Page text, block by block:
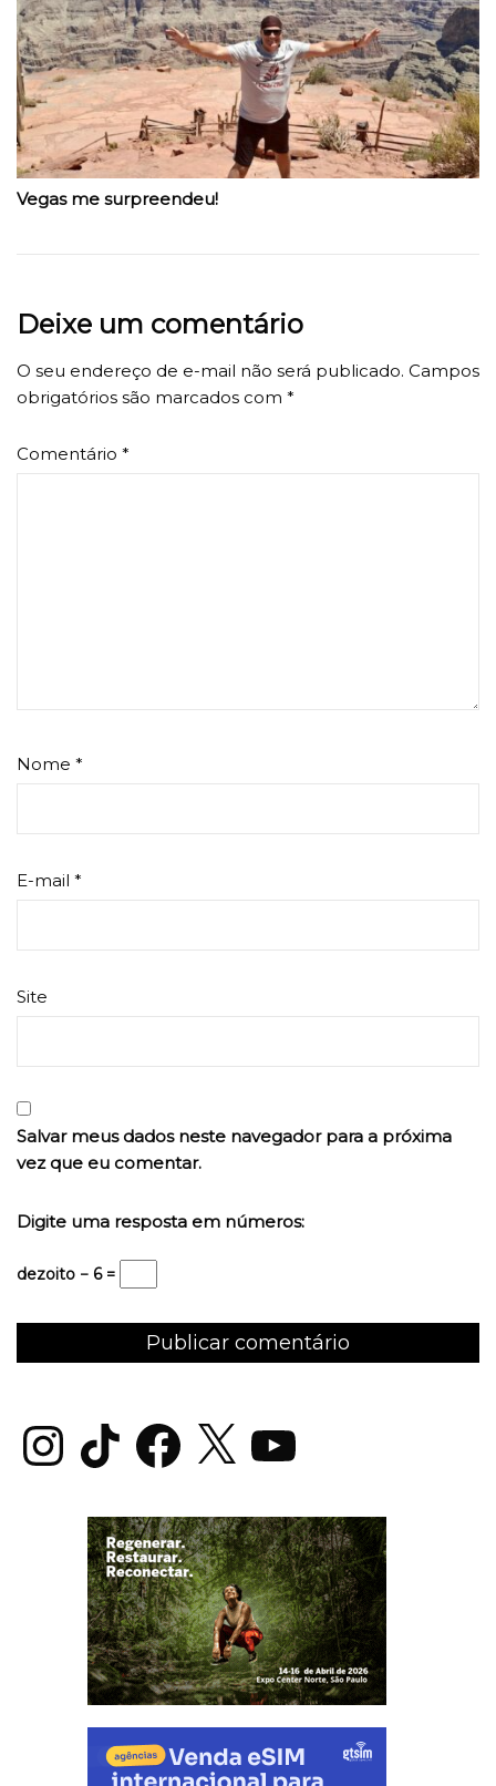
Vegas me surpreendeu!
Deixe um comentário
O seu endereço de e-mail não será publicado. Campos
obrigatórios são marcados com *
Comentário *
Nome *
E-mail *
Site
Salvar meus dados neste navegador para a próxima
vez que eu comentar.
Digite uma resposta em números:
dezoito − 6 =
InstagramTikTok Facebook
X YouTube